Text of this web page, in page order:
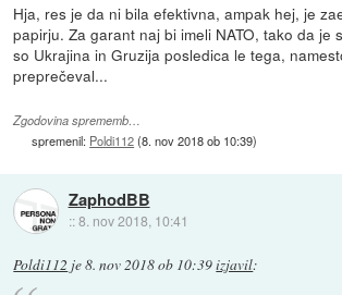
Hja, res je da ni bila efektivna, ampak hej, je
papirju. Za garant naj bi imeli NATO, tako da je
so Ukrajina in Gruzija posledica le tega,
preprečeval...
Zgodovina sprememb…
spremenil: Poldi112(8. nov 2018 ob 10:39)
ZaphodBB
::8. nov 2018, 10:41
Poldi112 je8. nov 2018 ob 10:39izjavil: